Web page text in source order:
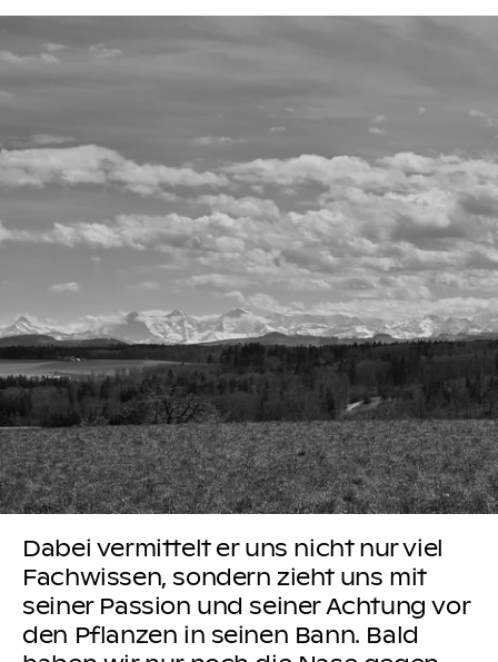
Dabei vermittelt er uns nicht nur viel
Fachwissen, sondern zieht uns mit
seiner Passion und seiner Achtung vor
den Pflanzen in seinen Bann. Bald